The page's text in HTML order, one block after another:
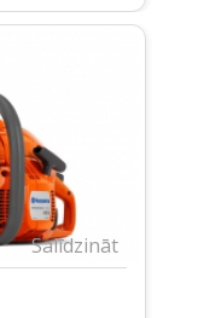
Salīdzināt